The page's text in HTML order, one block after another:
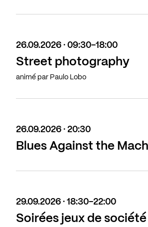
26.09.2026 · 09:30-18:00
Street photography
animé par Paulo Lobo
26.09.2026 · 20:30
Blues Against the
29.09.2026 · 18:30-22:00
Soirées jeux de société